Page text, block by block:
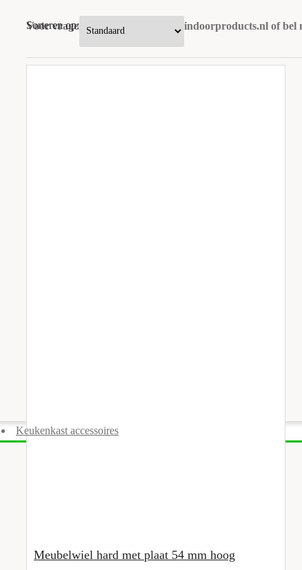
Keukenkast accessoires
Voor vragen mail naar verkoop@indoorproducts.nl of bel
Sorteren op:
Meubelwiel hard met plaat 54 mm hoog